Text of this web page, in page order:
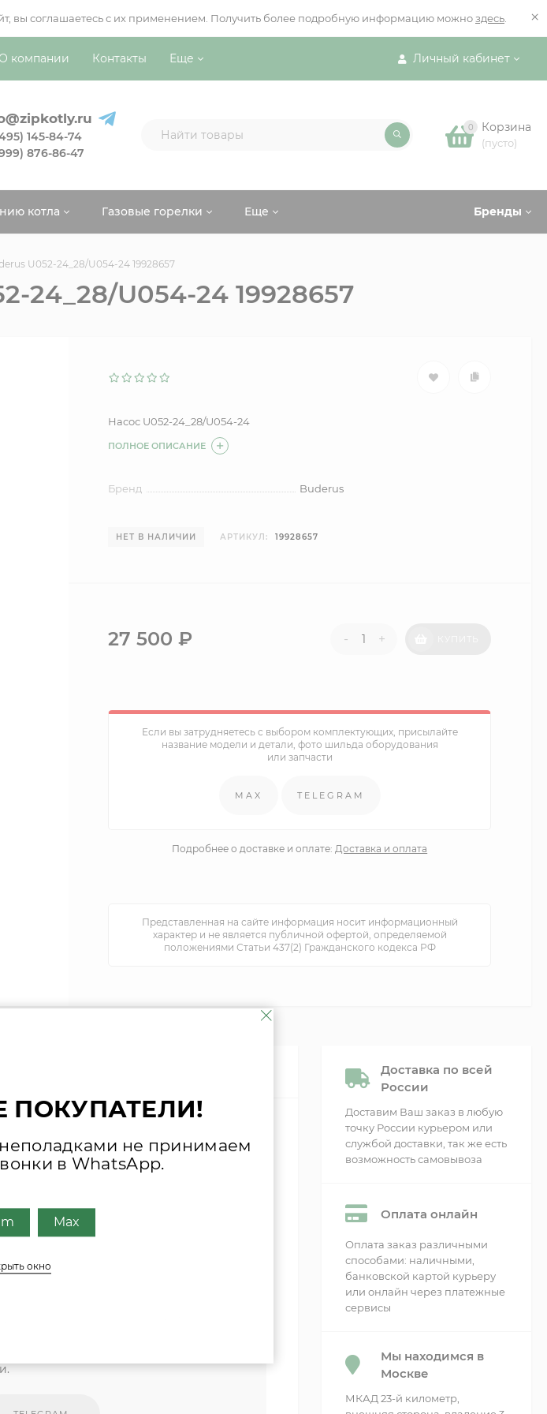
вы соглашаетесь с их применением. Получить более подробную информацию можно здесь ×
Личный кабинет
О компании Контакты Еще
145-84-74
876-86-47
0 Корзина
(пусто)
Бренды
котла Газовые горелки Еще
U052-24_28/U054-24 19928657
24_28/U054-24 19928657
Насос U052-24_28/U054-24
ПОЛНОЕ ОПИСАНИЕ
Бренд Buderus
НЕТ В НАЛИЧИИ АРТИКУЛ: 19928657
27 500₽ - +
Если вы затрудняетесь с выбором комплектующих, присылайте
название модели и детали, фото шильда оборудования
или запчасти
MAX TELEGRAM
Подробнее о доставке и оплате:Доставка и оплата
Представленная на сайте информация носит информационный
характер и не является публичной офертой, определяемой
положениями Статьи 437(2) Гражданского кодекса РФ
оборудования или запчасти
Доставка по всей
России
Доставим Ваш заказ в любую
точку России курьером или
службой доставки, так же есть
возможность самовывоза
Оплата онлайн
Оплата заказ различными
способами: наличными,
банковской картой курьеру
или онлайн через платежные
сервисы
Мы находимся в
Москве
МКАД 23-й километр,
не принимаем
в WhatsApp.
Max
окно